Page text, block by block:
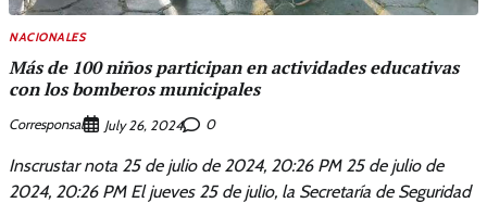
NACIONALES
Más de 100 niños participan en actividades educativas
con los bomberos municipales
Corresponsal July 26, 2024 0
Inscrustar nota 25 de julio de 2024, 20:26 PM 25 de julio de
2024, 20:26 PM El jueves 25 de julio, la Secretaría de Seguridad